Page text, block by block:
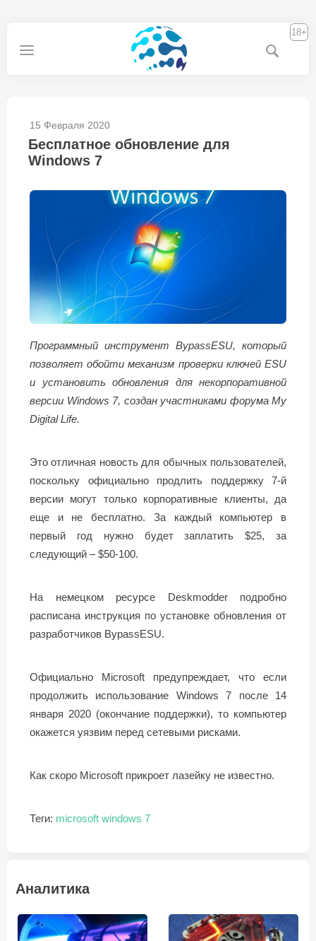
18+
15 Февраля 2020
Бесплатное обновление для
Windows 7
Программный инструмент BypassESU, который
позволяет обойти механизм проверки ключей ESU
и установить обновления для некорпоративной
версии Windows 7, создан участниками форума My
Digital Life.
Это отличная новость для обычных пользователей,
поскольку официально продлить поддержку 7-й
версии могут только корпоративные клиенты, да
еще и не бесплатно. За каждый компьютер в
первый год нужно будет заплатить $25, за
следующий – $50-100.
На немецком ресурсе Deskmodder подробно
расписана инструкция по установке обновления от
разработчиков BypassESU.
Официально Microsoft предупреждает, что если
продолжить использование Windows 7 после 14
января 2020 (окончание поддержки), то компьютер
окажется уязвим перед сетевыми рисками.
Как скоро Microsoft прикроет лазейку не известно.
Теги: microsoft windows 7
Аналитика